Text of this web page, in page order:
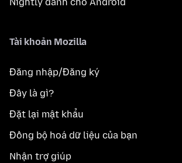
Nightly dành cho Android
Tài khoản Mozilla
Đăng nhập/Đăng ký
Đây là gì?
Đặt lại mật khẩu
Đồng bộ hoá dữ liệu của bạn
Nhận trợ giúp